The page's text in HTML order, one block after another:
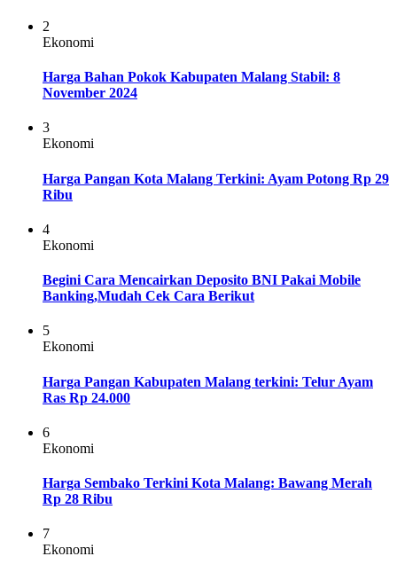
2
Ekonomi
Harga Bahan Pokok Kabupaten Malang Stabil: 8
November 2024
3
Ekonomi
Harga Pangan Kota Malang Terkini: Ayam Potong Rp 29
Ribu
4
Ekonomi
Begini Cara Mencairkan Deposito BNI Pakai Mobile
Banking,Mudah Cek Cara Berikut
5
Ekonomi
Harga Pangan Kabupaten Malang terkini: Telur Ayam
Ras Rp 24.000
6
Ekonomi
Harga Sembako Terkini Kota Malang: Bawang Merah
Rp 28 Ribu
7
Ekonomi